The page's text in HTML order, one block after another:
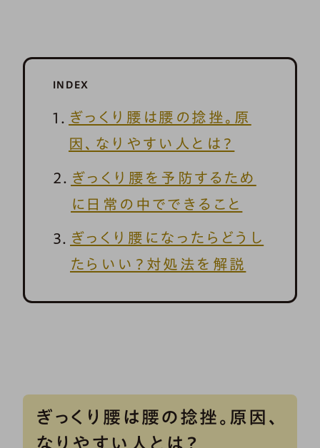
INDEX
ぎっくり腰は腰の捻挫。原
因、なりやすい人とは？
ぎっくり腰を予防するため
に日常の中でできること
ぎっくり腰になったらどうし
たらいい？対処法を解説
ぎっくり腰は腰の捻挫。原因、
なりやすい人とは？